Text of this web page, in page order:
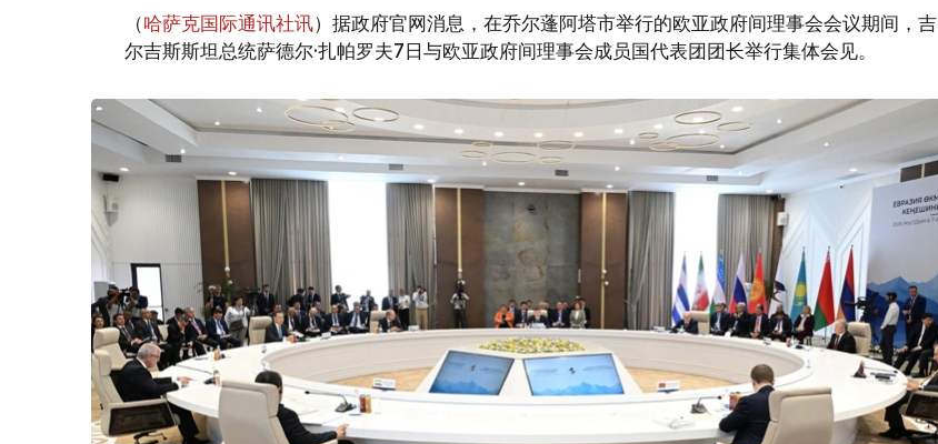
（哈萨克国际通讯社讯）据政府官网消息，在乔尔蓬阿塔市举行的欧亚政府间理事会会议期间，吉
尔吉斯斯坦总统萨德尔·扎帕罗夫7日与欧亚政府间理事会成员国代表团团长举行集体会见。